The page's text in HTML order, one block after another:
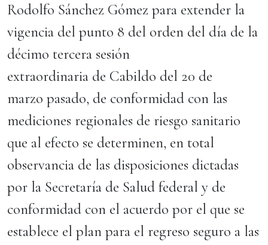
Rodolfo Sánchez Gómez para extender la
vigencia del punto 8 del orden del día de la
décimo tercera sesión
extraordinaria de Cabildo del 20 de
marzo pasado, de conformidad con las
mediciones regionales de riesgo sanitario
que al efecto se determinen, en total
observancia de las disposiciones dictadas
por la Secretaría de Salud federal y de
conformidad con el acuerdo por el que se
establece el plan para el regreso seguro a las